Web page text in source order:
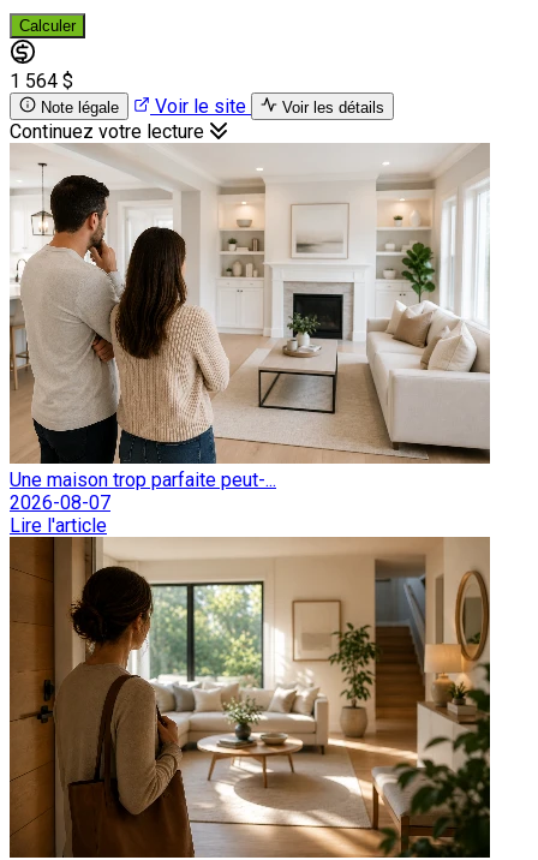
Calculer
1 564 $
Note légale Voir le site Voir les détails
Continuez votre lecture
Une maison trop parfaite peut-...
2026-08-07
Lire l'article